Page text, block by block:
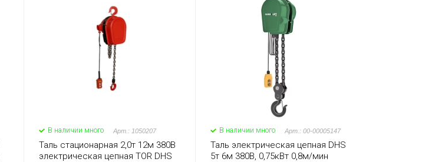
В наличии много Арт.: 1050207
Таль стационарная 2,0т 12м 380В
электрическая цепная TOR DHS
В наличии много Арт.: 00-00005147
Таль электрическая цепная DHS
5т 6м 380В, 0,75кВт 0,8м/мин